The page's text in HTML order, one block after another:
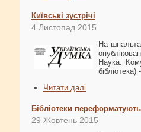
Київські зустрічі
4 Листопад 2015
На
Наука.
бібліотека)
Читати далі
Бібліотеки
29 Жовтень 2015